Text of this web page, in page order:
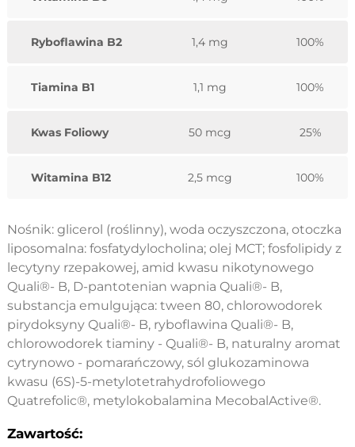
Ryboflawina B2 1,4 mg 100%
Tiamina B1 1,1 mg 100%
Kwas Foliowy 50 mcg 25%
Witamina B12 2,5 mcg 100%
Nośnik: glicerol (roślinny), woda oczyszczona, otoczka
liposomalna: fosfatydylocholina; olej MCT; fosfolipidy z
lecytyny rzepakowej, amid kwasu nikotynowego
Quali®- B, D-pantotenian wapnia Quali®- B,
substancja emulgująca: tween 80, chlorowodorek
pirydoksyny Quali®- B, ryboflawina Quali®- B,
chlorowodorek tiaminy - Quali®- B, naturalny aromat
cytrynowo - pomarańczowy, sól glukozaminowa
kwasu (6S)-5-metylotetrahydrofoliowego
Quatrefolic®, metylokobalamina MecobalActive®.
Zawartość: